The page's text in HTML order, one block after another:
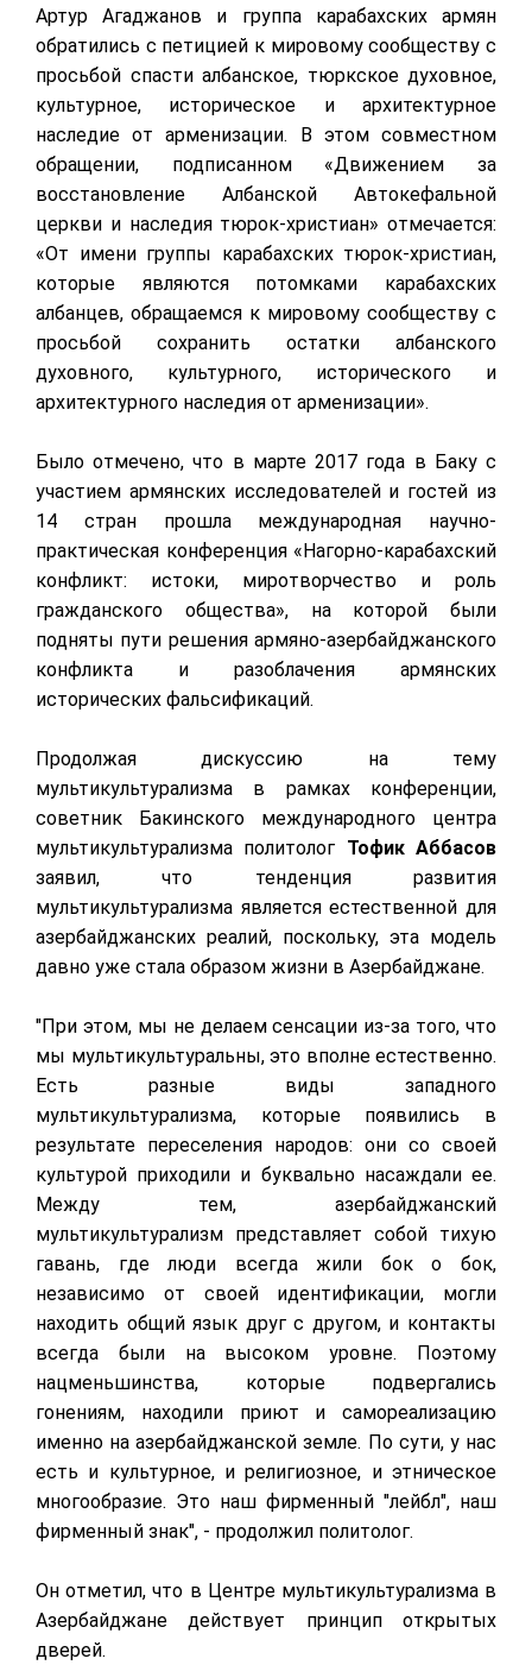
Артур Агаджанов и группа карабахских армян
обратились с петицией к мировому сообществу с
просьбой спасти албанское, тюркское духовное,
культурное, историческое и архитектурное
наследие от арменизации. В этом совместном
обращении, подписанном «Движением за
восстановление Албанской Автокефальной
церкви и наследия тюрок-христиан» отмечается:
«От имени группы карабахских тюрок-христиан,
которые являются потомками карабахских
албанцев, обращаемся к мировому сообществу с
просьбой сохранить остатки албанского
духовного, культурного, исторического и
архитектурного наследия от арменизации».
Было отмечено, что в марте 2017 года в Баку с
участием армянских исследователей и гостей из
14 стран прошла международная научно-
практическая конференция «Нагорно-карабахский
конфликт: истоки, миротворчество и роль
гражданского общества», на которой были
подняты пути решения армяно-азербайджанского
конфликта и разоблачения армянских
исторических фальсификаций.
Продолжая дискуссию на тему
мультикультурализма в рамках конференции,
советник Бакинского международного центра
мультикультурализма политолог Тофик Аббасов
заявил, что тенденция развития
мультикультурализма является естественной для
азербайджанских реалий, поскольку, эта модель
давно уже стала образом жизни в Азербайджане.
"При этом, мы не делаем сенсации из-за того, что
мы мультикультуральны, это вполне естественно.
Есть разные виды западного
мультикультурализма, которые появились в
результате переселения народов: они со своей
культурой приходили и буквально насаждали ее.
Между тем, азербайджанский
мультикультурализм представляет собой тихую
гавань, где люди всегда жили бок о бок,
независимо от своей идентификации, могли
находить общий язык друг с другом, и контакты
всегда были на высоком уровне. Поэтому
нацменьшинства, которые подвергались
гонениям, находили приют и самореализацию
именно на азербайджанской земле. По сути, у нас
есть и культурное, и религиозное, и этническое
многообразие. Это наш фирменный "лейбл", наш
фирменный знак", - продолжил политолог.
Он отметил, что в Центре мультикультурализма в
Азербайджане действует принцип открытых
дверей.